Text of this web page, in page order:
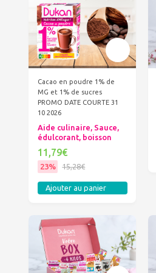
Cacao en poudre 1% de
MG et 1% de sucres
PROMO DATE COURTE 31
10 2026
Aide culinaire, Sauce,
édulcorant, boisson
11,79€
23% 15,28€
Ajouter au panier